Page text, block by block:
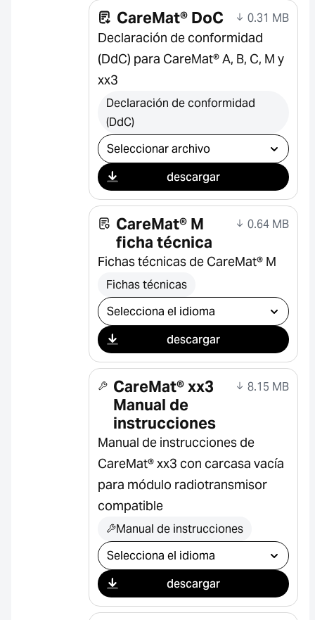
CareMat® DoC 0.31 MB
Declaración de conformidad
(DdC) para CareMat® A, B, C, M y
xx3
Declaración de conformidad
(DdC)
Seleccionar descarga
descargar
CareMat® M
ficha técnica
0.64 MB
Fichas técnicas de CareMat® M
Fichas técnicas
Seleccionar descarga
descargar
CareMat® xx3
Manual de
instrucciones
8.15 MB
Manual de instrucciones de
CareMat® xx3 con carcasa vacía
para módulo radiotransmisor
compatible
Manual de instrucciones
Seleccionar descarga
descargar